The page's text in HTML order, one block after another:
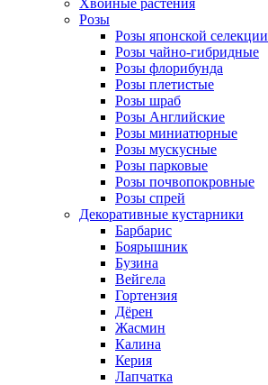
Хвойные растения
Розы
Розы японской селекции
Розы чайно-гибридные
Розы флорибунда
Розы плетистые
Розы шраб
Розы Английские
Розы миниатюрные
Розы мускусные
Розы парковые
Розы почвопокровные
Розы спрей
Декоративные кустарники
Барбарис
Боярышник
Бузина
Вейгела
Гортензия
Дёрен
Жасмин
Калина
Керия
Лапчатка